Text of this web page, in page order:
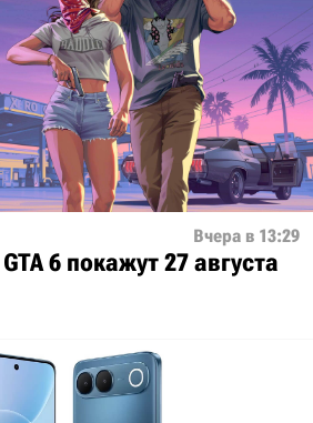
Вчера в 13:29
6 покажут 27 августа